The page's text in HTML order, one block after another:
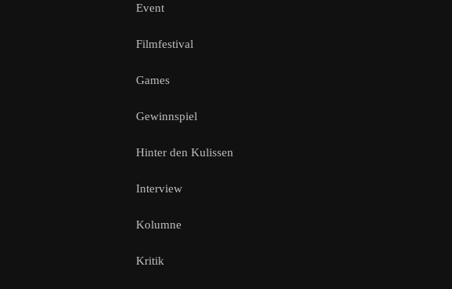
Event
Filmfestival
Games
Gewinnspiel
Hinter den Kulissen
Interview
Kolumne
Kritik